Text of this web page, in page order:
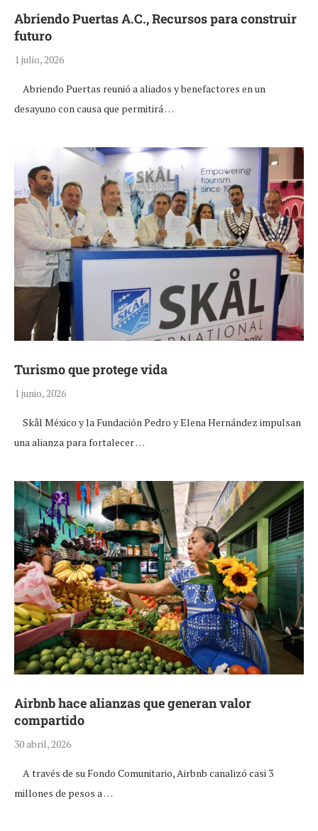
Abriendo Puertas A.C., Recursos para construir
futuro
1 julio, 2026
Abriendo Puertas reunió a aliados y benefactores en un
desayuno con causa que permitirá …
Turismo que protege vida
1 junio, 2026
Skål México y la Fundación Pedro y Elena Hernández impulsan
una alianza para fortalecer …
Airbnb hace alianzas que generan valor
compartido
30 abril, 2026
A través de su Fondo Comunitario, Airbnb canalizó casi 3
millones de pesos a …